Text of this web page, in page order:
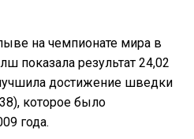
на чемпионате мира в
показала результат 24,02
достижение шведки
которое было
года.